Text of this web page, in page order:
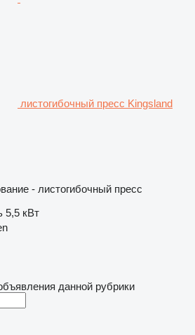
листогибочный пресс Kingsland
- листогибочный пресс
5,5 кВт
данной рубрики